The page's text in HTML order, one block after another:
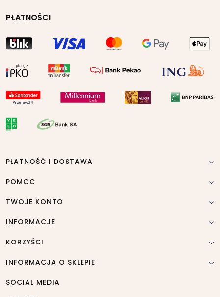
PŁATNOŚCI
PŁATNOŚĆ I DOSTAWA
POMOC
TWOJE KONTO
INFORMACJE
KORZYŚCI
INFORMACJA O SKLEPIE
SOCIAL MEDIA